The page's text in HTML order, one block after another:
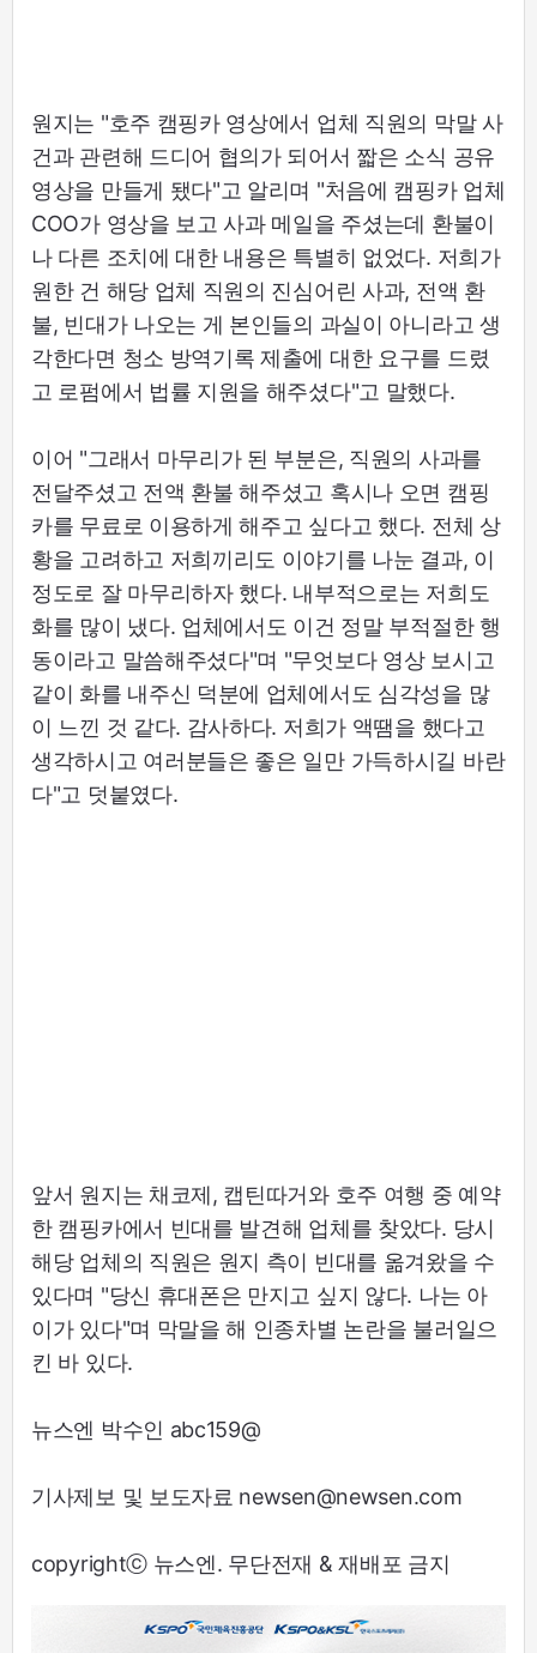
원지는 "호주 캠핑카 영상에서 업체 직원의 막말 사
건과 관련해 드디어 협의가 되어서 짧은 소식 공유
영상을 만들게 됐다"고 알리며 "처음에 캠핑카 업체
COO가 영상을 보고 사과 메일을 주셨는데 환불이
나 다른 조치에 대한 내용은 특별히 없었다. 저희가
원한 건 해당 업체 직원의 진심어린 사과, 전액 환
불, 빈대가 나오는 게 본인들의 과실이 아니라고 생
각한다면 청소 방역기록 제출에 대한 요구를 드렸
고 로펌에서 법률 지원을 해주셨다"고 말했다.
이어 "그래서 마무리가 된 부분은, 직원의 사과를
전달주셨고 전액 환불 해주셨고 혹시나 오면 캠핑
카를 무료로 이용하게 해주고 싶다고 했다. 전체 상
황을 고려하고 저희끼리도 이야기를 나눈 결과, 이
정도로 잘 마무리하자 했다. 내부적으로는 저희도
화를 많이 냈다. 업체에서도 이건 정말 부적절한 행
동이라고 말씀해주셨다"며 "무엇보다 영상 보시고
같이 화를 내주신 덕분에 업체에서도 심각성을 많
이 느낀 것 같다. 감사하다. 저희가 액땜을 했다고
생각하시고 여러분들은 좋은 일만 가득하시길 바란
다"고 덧붙였다.
앞서 원지는 채코제, 캡틴따거와 호주 여행 중 예약
한 캠핑카에서 빈대를 발견해 업체를 찾았다. 당시
해당 업체의 직원은 원지 측이 빈대를 옮겨왔을 수
있다며 "당신 휴대폰은 만지고 싶지 않다. 나는 아
이가 있다"며 막말을 해 인종차별 논란을 불러일으
킨 바 있다.
뉴스엔 박수인 abc159@
기사제보 및 보도자료 newsen@newsen.com
copyrightⓒ 뉴스엔. 무단전재 & 재배포 금지